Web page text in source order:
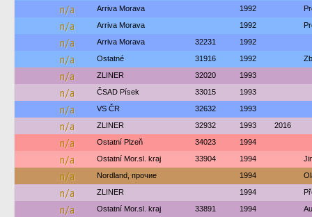
n/a Arriva Morava 1992
n/a Arriva Morava 1992
n/a Arriva Morava 32231 1992
n/a Ostatné 31916 1992
n/a ZLINER 32020 1993
n/a ČSAD Písek 33015 1993
n/a VS ČR 32632 1993
n/a ZLINER 32932 1993 2016
n/a Ostatní Plzeň 34023 1994
n/a Ostatní Mor.sl. kraj 33904 1994
n/a Nordland, прочие 1994
n/a ZLINER 1994
n/a Ostatní Mor.sl. kraj 33891 1994